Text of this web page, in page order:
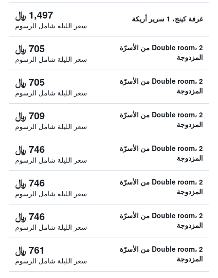
غرفة كينج، 1 سرير أريكة 1,497 ﷼
سعر الليلة شامل الرسوم
Double room، 2 من الأسرّة
المزدوجة
705 ﷼
سعر الليلة شامل الرسوم
Double room، 2 من الأسرّة
المزدوجة
705 ﷼
سعر الليلة شامل الرسوم
Double room، 2 من الأسرّة
المزدوجة
709 ﷼
سعر الليلة شامل الرسوم
Double room، 2 من الأسرّة
المزدوجة
746 ﷼
سعر الليلة شامل الرسوم
Double room، 2 من الأسرّة
المزدوجة
746 ﷼
سعر الليلة شامل الرسوم
Double room، 2 من الأسرّة
المزدوجة
746 ﷼
سعر الليلة شامل الرسوم
Double room، 2 من الأسرّة
المزدوجة
761 ﷼
سعر الليلة شامل الرسوم